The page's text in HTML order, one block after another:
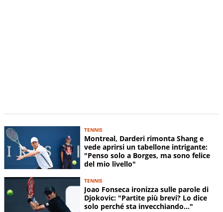
TENNIS
Montreal, Darderi rimonta Shang e
vede aprirsi un tabellone intrigante:
"Penso solo a Borges, ma sono felice
del mio livello"
TENNIS
Joao Fonseca ironizza sulle parole di
Djokovic: "Partite più brevi? Lo dice
solo perché sta invecchiando..."